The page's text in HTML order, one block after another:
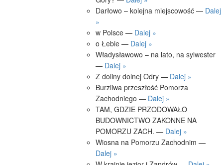
Darłowo – kolejna miejscowość — Dalej
»
w Polsce — Dalej »
o Łebie — Dalej »
Władysławowo – na lato, na sylwester
— Dalej »
Z doliny dolnej Odry — Dalej »
Burzliwa przeszłość Pomorza
Zachodniego — Dalej »
TAM, GDZIE PRZODOWAŁO
BUDOWNICTWO ZAKONNE NA
POMORZU ZACH. — Dalej »
Wiosna na Pomorzu Zachodnim —
Dalej »